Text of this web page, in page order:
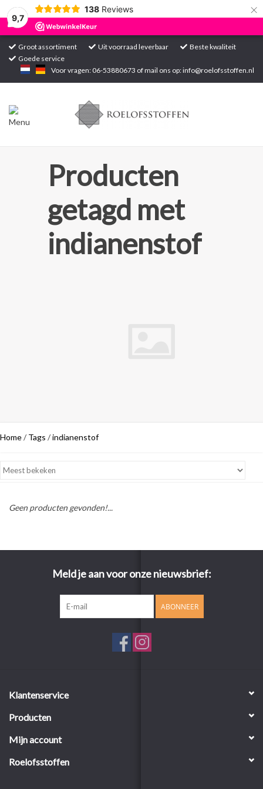
9,7
138 Reviews ×
Groot assortiment Uit voorraad leverbaar
Beste kwaliteit
Goede service
Voor vragen: 06-53880673 of mail ons op:info@roelofsstoffen.nl
Home
Producten
getagd met
indianenstof
Home/ Tags /indianenstof
Geen producten gevonden!...
Meld je aan voor onze nieuwsbrief:
ABONNEER
Klantenservice
Producten
Mijn account
Roelofsstoffen